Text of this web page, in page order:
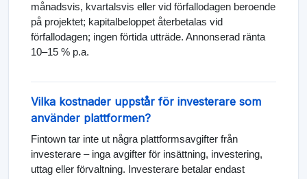
månadsvis, kvartalsvis eller vid förfallodagen beroende
på projektet; kapitalbeloppet återbetalas vid
förfallodagen; ingen förtida utträde. Annonserad ränta
10–15 % p.a.
Vilka kostnader uppstår för investerare som
använder plattformen?
Fintown tar inte ut några plattformsavgifter från
investerare – inga avgifter för insättning, investering,
uttag eller förvaltning. Investerare betalar endast